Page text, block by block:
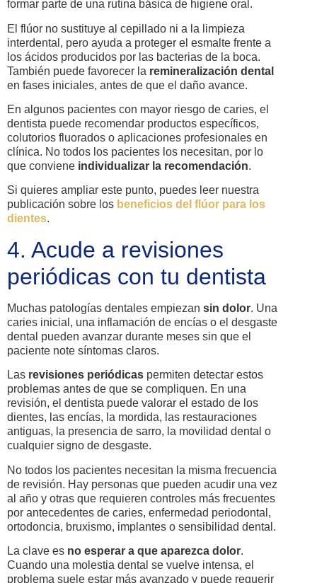
formar parte de una rutina básica de higiene oral.
El flúor no sustituye al cepillado ni a la limpieza
interdental, pero ayuda a proteger el esmalte frente a
los ácidos producidos por las bacterias de la boca.
También puede favorecer la remineralización dental
en fases iniciales, antes de que el daño avance.
En algunos pacientes con mayor riesgo de caries, el
dentista puede recomendar productos específicos,
colutorios fluorados o aplicaciones profesionales en
clínica. No todos los pacientes los necesitan, por lo
que conviene individualizar la recomendación.
Si quieres ampliar este punto, puedes leer nuestra
publicación sobre los beneficios del flúor para los
dientes.
4. Acude a revisiones
periódicas con tu dentista
Muchas patologías dentales empiezan sin dolor. Una
caries inicial, una inflamación de encías o el desgaste
dental pueden avanzar durante meses sin que el
paciente note síntomas claros.
Las revisiones periódicas permiten detectar estos
problemas antes de que se compliquen. En una
revisión, el dentista puede valorar el estado de los
dientes, las encías, la mordida, las restauraciones
antiguas, la presencia de sarro, la movilidad dental o
cualquier signo de desgaste.
No todos los pacientes necesitan la misma frecuencia
de revisión. Hay personas que pueden acudir una vez
al año y otras que requieren controles más frecuentes
por antecedentes de caries, enfermedad periodontal,
ortodoncia, bruxismo, implantes o sensibilidad dental.
La clave es no esperar a que aparezca dolor.
Cuando una molestia dental se vuelve intensa, el
problema suele estar más avanzado y puede requerir